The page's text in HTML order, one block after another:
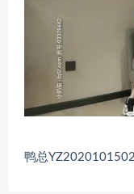
鸭总YZ2020101502